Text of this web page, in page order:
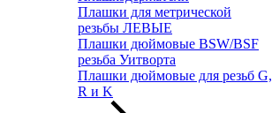
Плашки для метрической
резьбы ЛЕВЫЕ
Плашки дюймовые BSW/BSF
резьба Уитворта
Плашки дюймовые для резьб G,
R и K